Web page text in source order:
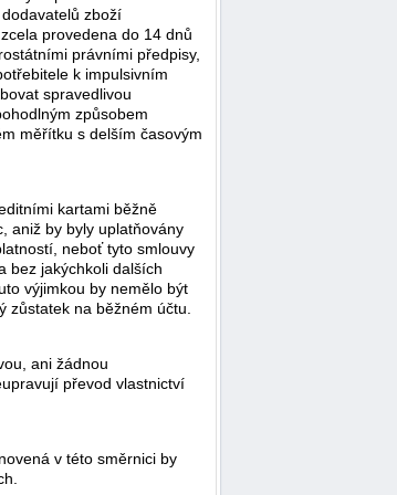
zboží
provedena do 14 dnů
právními předpisy,
k impulsivním
spravedlivou
způsobem
měřítku s delším časovým
kartami běžně
aniž by byly uplatňovány
neboť tyto smlouvy
bez jakýchkoli dalších
výjimkou by nemělo být
na běžném účtu.
ani žádnou
převod vlastnictví
v této směrnici by